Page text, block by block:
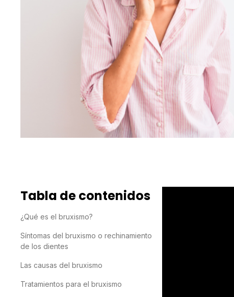
Tabla de contenidos
¿Qué es el bruxismo?
Síntomas del bruxismo o rechinamiento
de los dientes
Las causas del bruxismo
Tratamientos para el bruxismo